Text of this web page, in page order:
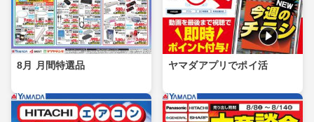
8月 月間特選品 ヤマダアプリでポイ活